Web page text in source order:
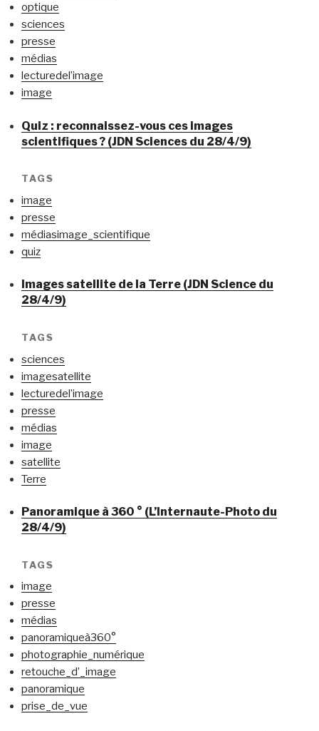
optique
sciences
presse
médias
lecturedel’image
image
Quiz : reconnaissez-vous ces images
scientifiques ? (JDN Sciences du 28/4/9)
TAGS
image
presse
médiasimage_scientifique
quiz
Images satellite de la Terre (JDN Science du
28/4/9)
TAGS
sciences
imagesatellite
lecturedel’image
presse
médias
image
satellite
Terre
Panoramique à 360 ° (L’Internaute-Photo du
28/4/9)
TAGS
image
presse
médias
panoramiqueà360°
photographie_numérique
retouche_d’_image
panoramique
prise_de_vue